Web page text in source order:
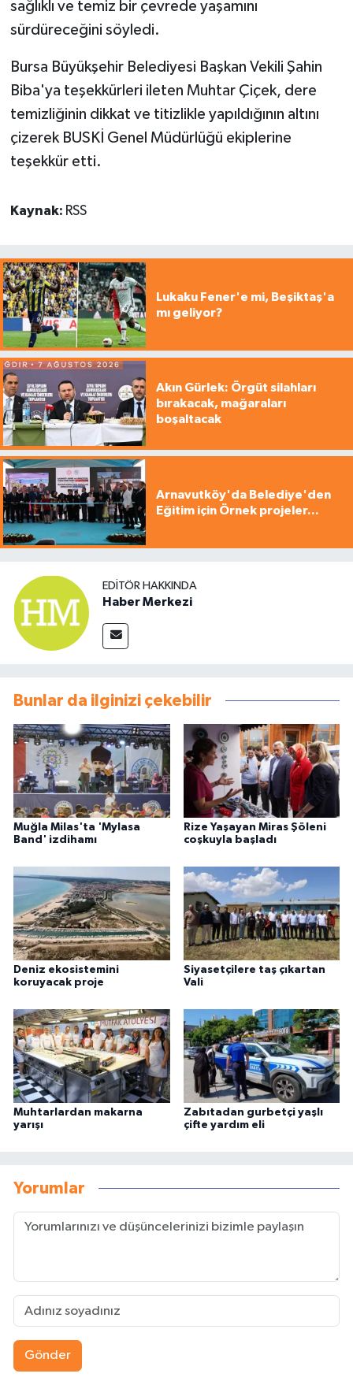
sağlıklı ve temiz bir çevrede yaşamını
sürdüreceğini söyledi.
Bursa Büyükşehir Belediyesi Başkan Vekili Şahin
Biba'ya teşekkürleri ileten Muhtar Çiçek, dere
temizliğinin dikkat ve titizlikle yapıldığının altını
çizerek BUSKİ Genel Müdürlüğü ekiplerine
teşekkür etti.
Kaynak: RSS
Lukaku Fener'e mi, Beşiktaş'a
mı geliyor?
Akın Gürlek: Örgüt silahları
bırakacak, mağaraları
boşaltacak
Arnavutköy'da Belediye'den
Eğitim için Örnek projeler...
EDITÖR HAKKINDA
Haber Merkezi
Bunlar da ilginizi çekebilir
Muğla Milas'ta 'Mylasa
Band' izdihamı
Rize Yaşayan Miras Şöleni
coşkuyla başladı
Deniz ekosistemini
koruyacak proje
Siyasetçilere taş çıkartan
Vali
Muhtarlardan makarna
yarışı
Zabıtadan gurbetçi yaşlı
çifte yardım eli
Yorumlar
Gönder